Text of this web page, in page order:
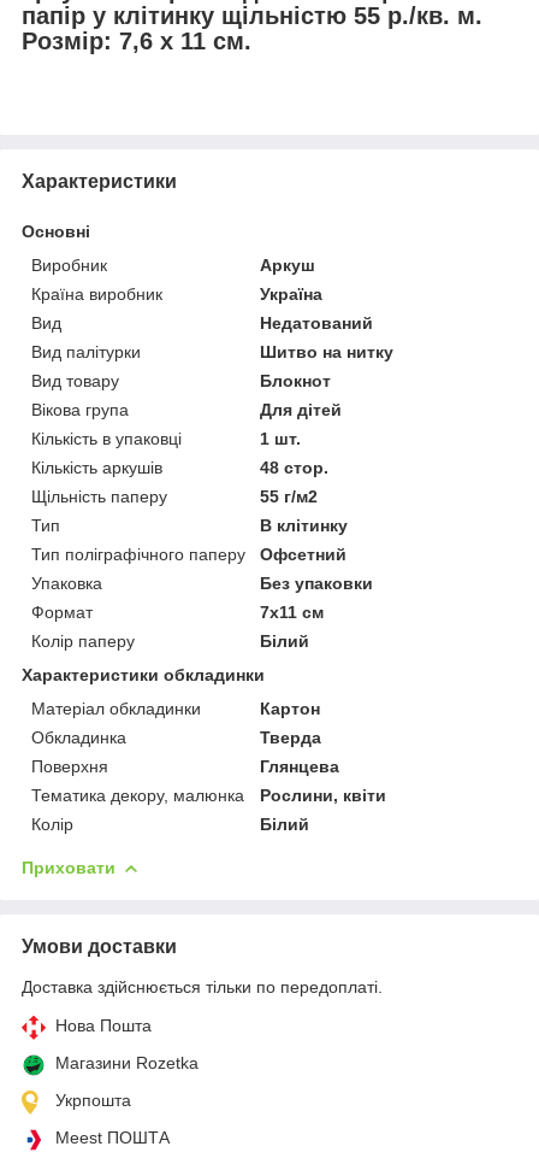
папір у клітинку щільністю 55 р./кв. м.
Розмір: 7,6 х 11 см.
Характеристики
Основні
Виробник
Аркуш
Країна виробник
Україна
Вид
Недатований
Вид палітурки
Шитво на нитку
Вид товару
Блокнот
Вікова група
Для дітей
Кількість в упаковці
1 шт.
Кількість аркушів
48 стор.
Щільність паперу
55 г/м2
Тип
В клітинку
Тип поліграфічного паперу
Офсетний
Упаковка
Без упаковки
Формат
7x11 см
Колір паперу
Білий
Характеристики обкладинки
Матеріал обкладинки
Картон
Обкладинка
Тверда
Поверхня
Глянцева
Тематика декору, малюнка
Рослини, квіти
Колір
Білий
Приховати
Умови доставки
Доставка здійснюється тільки по передоплаті.
Нова Пошта
Магазини Rozetka
Укрпошта
Meest ПОШТА